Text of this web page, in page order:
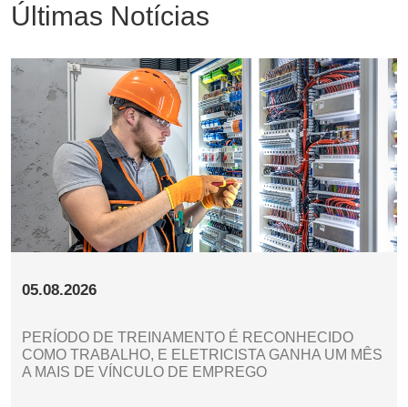
Últimas Notícias
05.08.2026
PERÍODO DE TREINAMENTO É RECONHECIDO
COMO TRABALHO, E ELETRICISTA GANHA UM MÊS
A MAIS DE VÍNCULO DE EMPREGO